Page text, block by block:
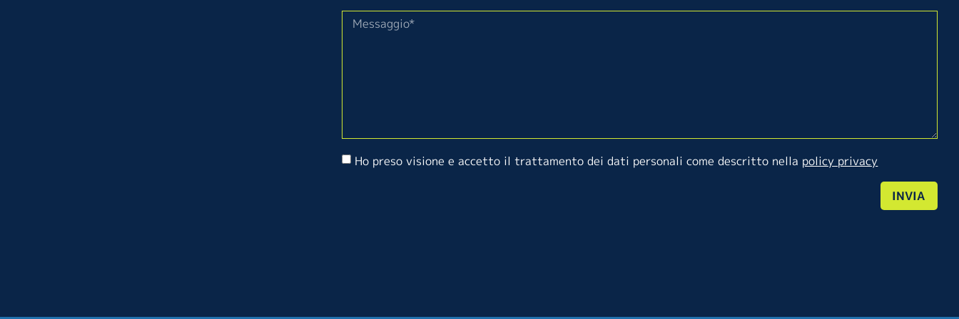
Ho preso visione e accetto il trattamento dei dati personali come descritto nella policy privacy
INVIA